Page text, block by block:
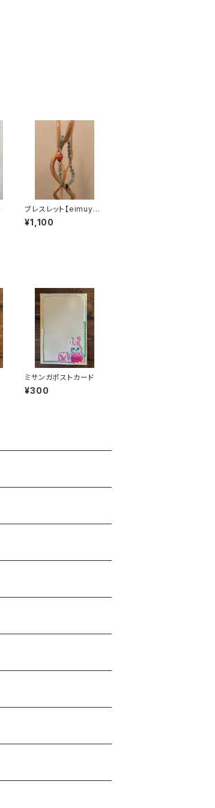
ブレスレット【eimuyア
クセサリー部】
¥1,100
ミサンガポストカード
¥300